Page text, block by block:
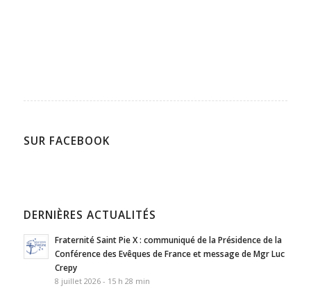
SUR FACEBOOK
DERNIÈRES ACTUALITÉS
Fraternité Saint Pie X : communiqué de la Présidence de la
Conférence des Evêques de France et message de Mgr Luc
Crepy
8 juillet 2026 - 15 h 28 min